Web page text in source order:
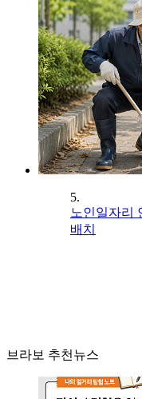
5.
노인일자리
배치
브라보 추천뉴스